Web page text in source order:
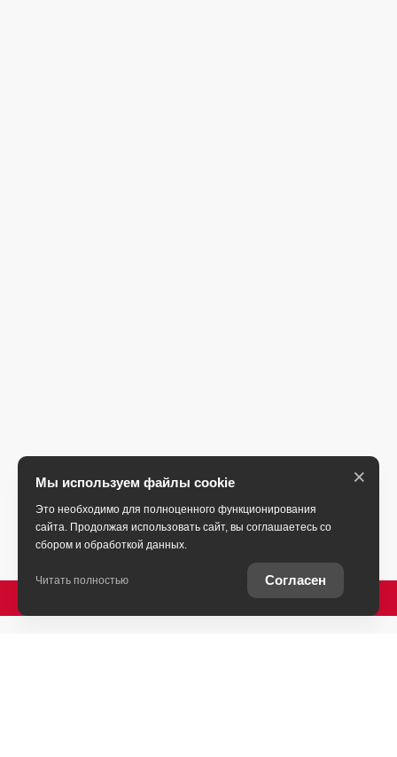
Мы используем файлы cookie
Это необходимо для полноценного функционирования
сайта. Продолжая использовать сайт, вы соглашаетесь со
сбором и обработкой данных.
Читать полностью Согласен
×